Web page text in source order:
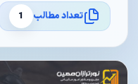
تعداد مطالب
1